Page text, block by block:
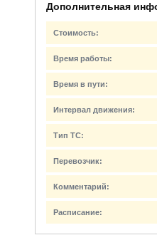
Дополнительная
Стоимость:
Время работы:
Время в пути:
Интервал движения:
Тип ТС:
Перевозчик:
Комментарий:
Расписание: